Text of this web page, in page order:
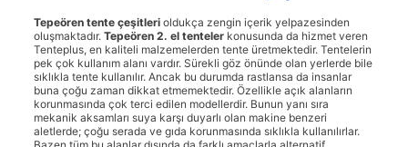
Tepeören tente çeşitleri oldukça zengin içerik yelpazesinden
oluşmaktadır. Tepeören 2. el tenteler konusunda da hizmet veren
Tenteplus, en kaliteli malzemelerden tente üretmektedir. Tentelerin
pek çok kullanım alanı vardır. Sürekli göz önünde olan yerlerde bile
sıklıkla tente kullanılır. Ancak bu durumda rastlansa da insanlar
buna çoğu zaman dikkat etmemektedir. Özellikle açık alanların
korunmasında çok terci edilen modellerdir. Bunun yanı sıra
mekanik aksamları suya karşı duyarlı olan makine benzeri
aletlerde; çoğu serada ve gıda korunmasında sıklıkla kullanılırlar.